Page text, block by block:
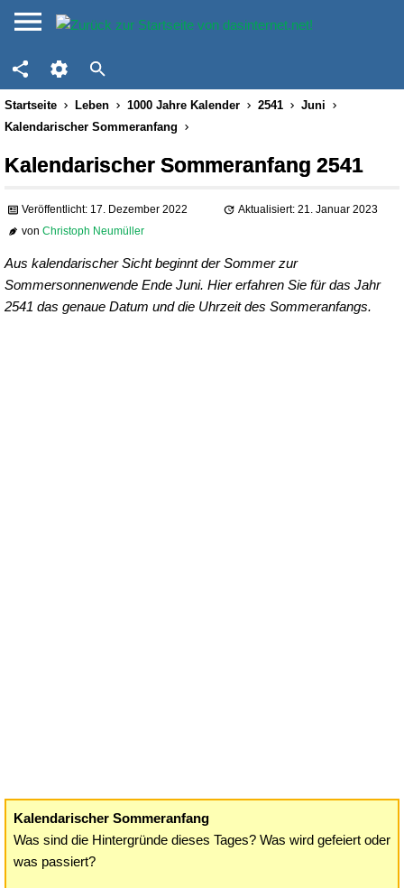
Startseite Leben 1000 Jahre Kalender 2541
Juni
Kalendarischer Sommeranfang
Kalendarischer Sommeranfang 2541
Veröffentlicht: 17. Dezember 2022
Aktualisiert: 21. Januar 2023
vonChristoph Neumüller
Aus kalendarischer Sicht beginnt der Sommer zur
Sommersonnenwende Ende Juni. Hier erfahren Sie für das Jahr
2541 das genaue Datum und die Uhrzeit des Sommeranfangs.
Kalendarischer Sommeranfang
Was sind die Hintergründe dieses Tages? Was wird gefeiert oder
was passiert?